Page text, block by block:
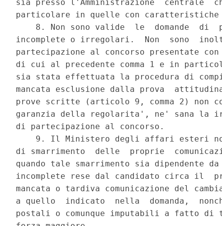
sia presso l'Amministrazione  centrale
particolare in quelle con
8. Non sono valide  le  domande  di
incomplete o irregolari.  Non  sono
partecipazione al concorso presentate
di cui al precedente comma 1 e in
sia stata effettuata la procedura di
mancata esclusione dalla prova
prove scritte (articolo 9, comma 2)
garanzia della regolarita', ne' sana la
di partecipazione al concorso.
9. Il Ministero degli affari esteri
di smarrimento  delle  proprie
quando tale smarrimento sia dipendente
incomplete rese dal candidato circa il
mancata o tardiva comunicazione del
a quello  indicato  nella  domanda,
postali o comunque imputabili a fatto